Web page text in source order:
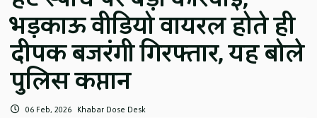
भड़काऊ वीडियो वायरल होते ही
दीपक बजरंगी गिरफ्तार, यह बोले
पुलिस कप्तान
06 Feb, 2026 Khabar Dose Desk